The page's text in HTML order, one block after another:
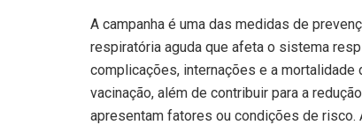
A campanha é uma das medidas de
respiratória aguda que afeta o sistema
complicações, internações e a
vacinação, além de contribuir para a
apresentam fatores ou condições de risco.